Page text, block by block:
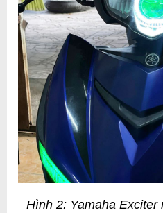
Hình 2: Yamaha Exciter